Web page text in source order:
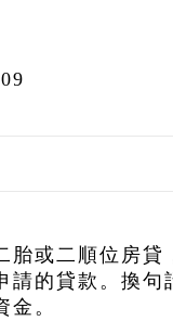
胎或二順位房
請的貸款。換
金。